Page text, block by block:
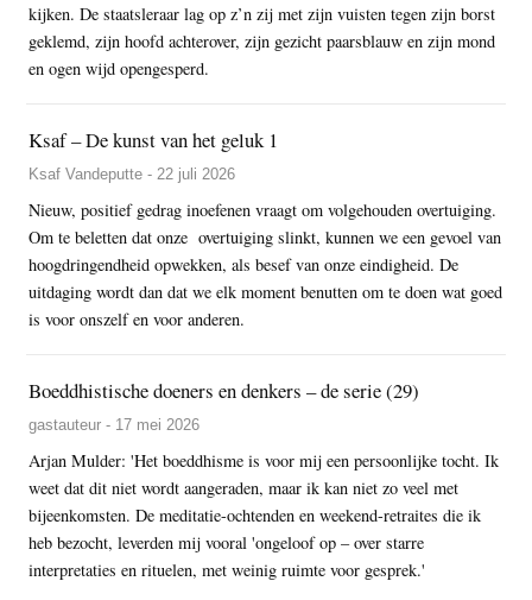
kijken. De staatsleraar lag op z’n zij met zijn vuisten tegen zijn borst
geklemd, zijn hoofd achterover, zijn gezicht paarsblauw en zijn mond
en ogen wijd opengesperd.
Ksaf – De kunst van het geluk 1
Ksaf Vandeputte - 22 juli 2026
Nieuw, positief gedrag inoefenen vraagt om volgehouden overtuiging.
Om te beletten dat onze overtuiging slinkt, kunnen we een gevoel van
hoogdringendheid opwekken, als besef van onze eindigheid. De
uitdaging wordt dan dat we elk moment benutten om te doen wat goed
is voor onszelf en voor anderen.
Boeddhistische doeners en denkers – de serie (29)
gastauteur - 17 mei 2026
Arjan Mulder: 'Het boeddhisme is voor mij een persoonlijke tocht. Ik
weet dat dit niet wordt aangeraden, maar ik kan niet zo veel met
bijeenkomsten. De meditatie-ochtenden en weekend-retraites die ik
heb bezocht, leverden mij vooral 'ongeloof op – over starre
interpretaties en rituelen, met weinig ruimte voor gesprek.'